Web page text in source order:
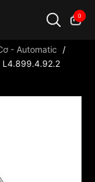
0
- Automatic
/
L4.899.4.92.2